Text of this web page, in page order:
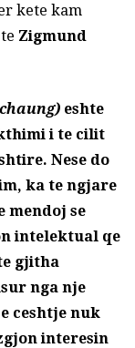
kete kam
Zigmund
eshte
i te cilit
Nese do
ka te ngjare
mendoj se
intelektual qe
gjitha
nga nje
ceshtje nuk
interesin